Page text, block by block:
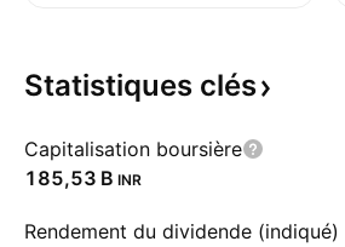
Statistiques clés
Capitalisation boursière
‪185,53 B‬ INR
Rendement du dividende (indiqué)